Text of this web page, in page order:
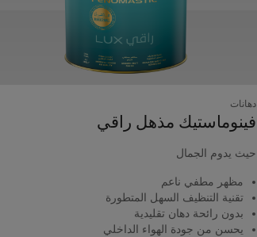
دهانات
فينوماستيك مذهل راقي
حيث يدوم الجمال
مظهر مطفي ناعم
تقنية التنظيف السهل المتطورة
بدون رائحة دهان تقليدية
يحسن من جودة الهواء الداخلي